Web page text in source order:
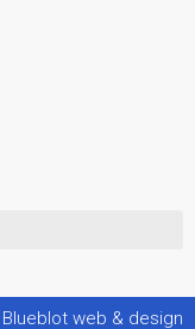
Blueblot web & design